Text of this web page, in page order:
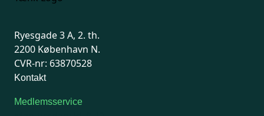
Ryesgade 3 A, 2. th.
2200 København N.
CVR-nr: 63870528
Kontakt
Medlemsservice